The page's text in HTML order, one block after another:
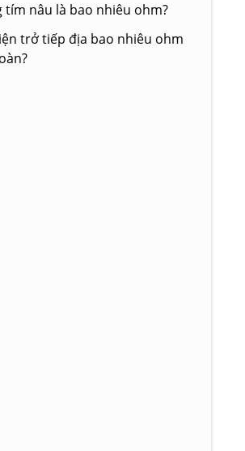
nâu là bao nhiêu ohm?
trở tiếp địa bao nhiêu ohm